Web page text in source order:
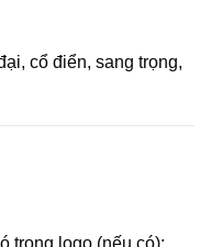
cổ điển, sang trọng,